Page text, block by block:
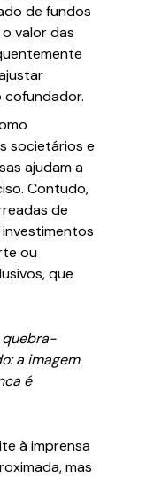
de fundos
valor das
societários e
ajudam a
Contudo,
de
ou
que
quebra-
a imagem
é
à imprensa
mas